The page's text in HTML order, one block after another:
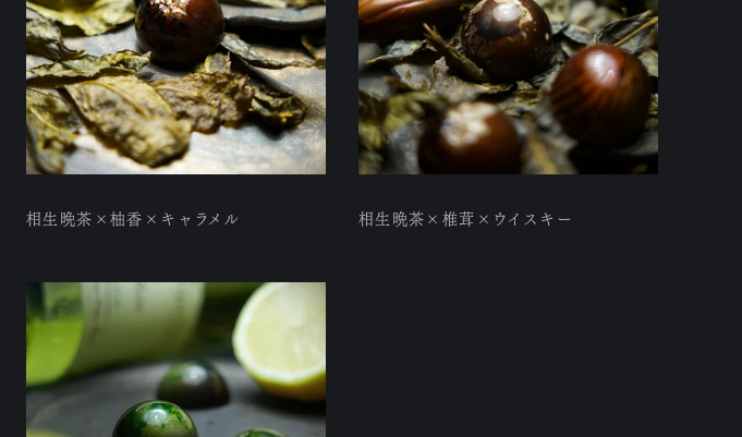
相生晩茶×柚香×キャラメル 相生晩茶×椎茸×ウイスキー